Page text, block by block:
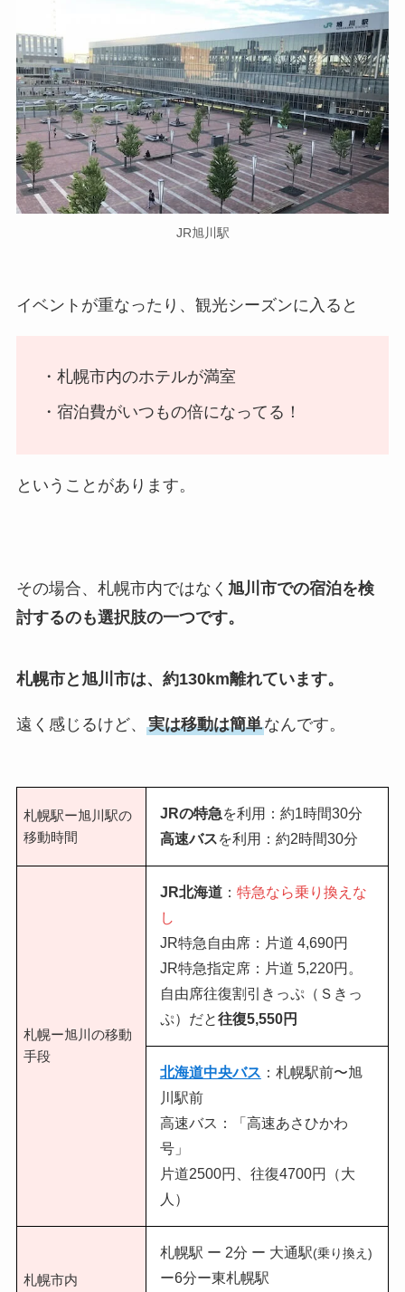
JR旭川駅
イベントが重なったり、観光シーズンに入ると
・札幌市内のホテルが満室
・宿泊費がいつもの倍になってる！
ということがあります。
その場合、札幌市内ではなく 旭川市での宿泊を検
討するのも選択肢の一つです。
札幌市と旭川市は、約130km離れています。
遠く感じるけど、 実は移動は簡単なんです。
札幌駅ー旭川駅の
移動時間
JRの特急を利用：約1時間30分
高速バスを利用：約2時間30分
札幌ー旭川の移動
手段
JR北海道： 特急なら乗り換えな
し
JR特急自由席：片道 4,690円
JR特急指定席：片道 5,220円。
自由席往復割引きっぷ（Ｓきっ
ぷ）だと往復5,550円
北海道中央バス ：札幌駅前〜旭
川駅前
高速バス：「高速あさひかわ
号」
片道2500円、往復4700円（大
人）
札幌市内
札幌駅 ー 2分 ー 大通駅(乗り換え)
ー6分ー東札幌駅